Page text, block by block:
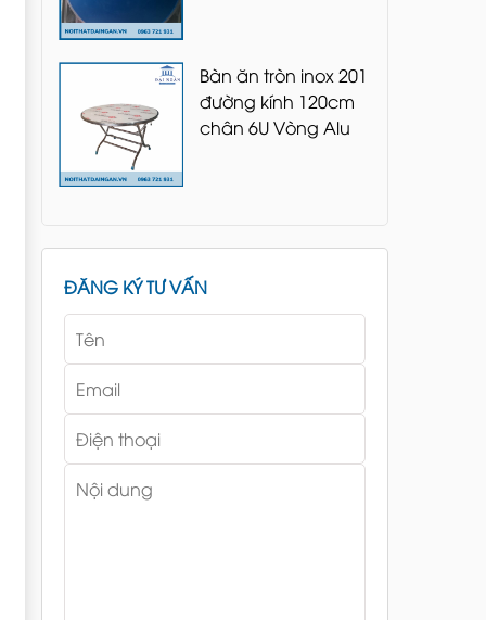
Bàn ăn tròn inox 201
đường kính 120cm
chân 6U Vòng Alu
ĐĂNG KÝ TƯ VẤN